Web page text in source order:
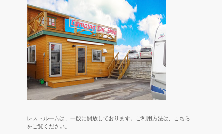
レストルームは、一般に開放しております。ご利用方法は、こちら
をご覧ください。